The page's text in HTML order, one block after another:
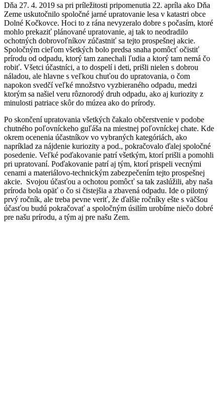
Dňa 27. 4. 2019 sa pri príležitosti pripomenutia 22. apríla ako Dňa
Zeme uskutočnilo spoločné jarné upratovanie lesa v katastri obce
Dolné Kočkovce. Hoci to z rána nevyzeralo dobre s počasím, ktoré
mohlo prekaziť plánované upratovanie, aj tak to neodradilo
ochotných dobrovoľníkov zúčastniť sa tejto prospešnej akcie.
Spoločným cieľom všetkých bolo predsa snaha pomôcť očistiť
prírodu od odpadu, ktorý tam zanechali ľudia a ktorý tam nemá čo
robiť. Všetci účastníci, a to dospelí i deti, prišli nielen s dobrou
náladou, ale hlavne s veľkou chuťou do upratovania, o čom
napokon svedčí veľké množstvo vyzbieraného odpadu, medzi
ktorým sa našiel veru rôznorodý druh odpadu, ako aj kuriozity z
minulosti patriace skôr do múzea ako do prírody.
Po skončení upratovania všetkých čakalo občerstvenie v podobe
chutného poľovníckeho guľáša na miestnej poľovníckej chate. Kde
okrem ocenenia účastníkov vo vybraných kategóriách, ako
napríklad za nájdenie kuriozity a pod., pokračovalo ďalej spoločné
posedenie. Veľké poďakovanie patrí všetkým, ktorí prišli a pomohli
pri upratovaní. Poďakovanie patrí aj tým, ktorí prispeli vecnými
cenami a materiálovo-technickým zabezpečením tejto prospešnej
akcie. Svojou účasťou a ochotou pomôcť sa tak zaslúžili, aby naša
príroda bola opäť o čo si čistejšia a zbavená odpadu. Ide o pilotný
prvý ročník, ale treba pevne veriť, že ďalšie ročníky ešte s väčšou
účasťou budú pokračovať a spoločným úsilím urobíme niečo dobré
pre našu prírodu, a tým aj pre našu Zem.